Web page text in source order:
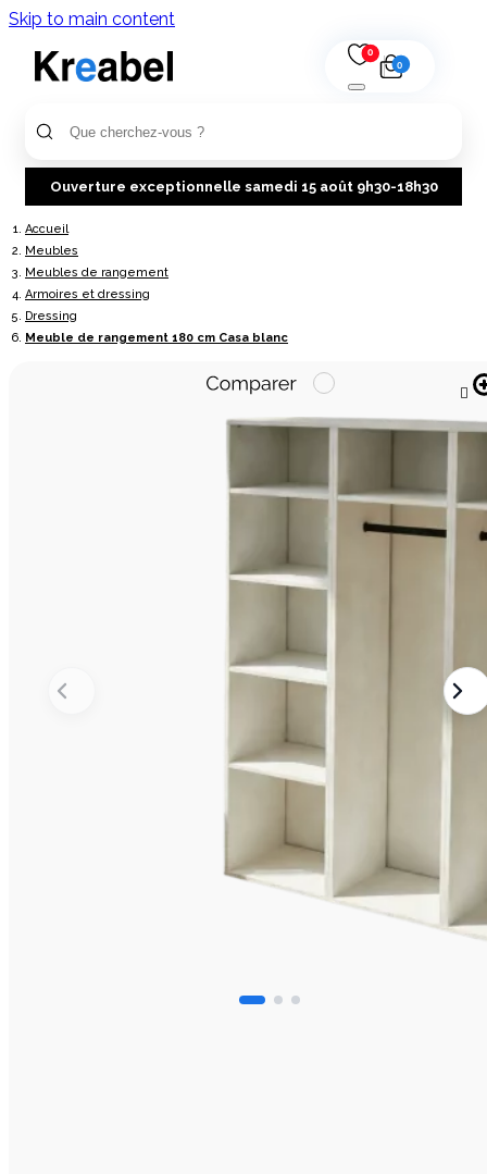
Skip to main content
0
0
Ouverture exceptionnelle samedi 15 août 9h30-18h30
Accueil
Meubles
Meubles de rangement
Armoires et dressing
Dressing
Meuble de rangement 180 cm Casa blanc
